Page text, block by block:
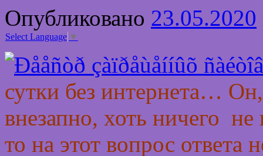
Опубликовано 23.05.2020
Select Language ▼
сутки без интернета…
внезапно, хоть ничего не
то на этот вопрос ответа